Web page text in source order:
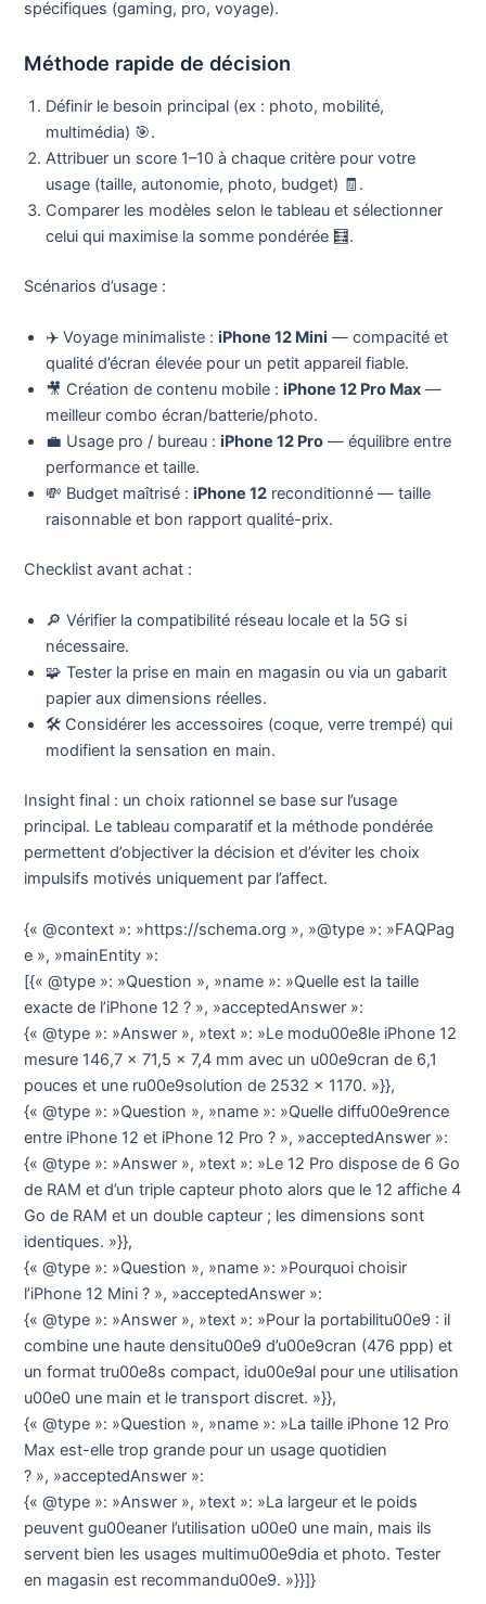
spécifiques (gaming, pro, voyage).
Méthode rapide de décision
Définir le besoin principal (ex : photo, mobilité,
multimédia) 🎯.
Attribuer un score 1–10 à chaque critère pour votre
usage (taille, autonomie, photo, budget) 🧾.
Comparer les modèles selon le tableau et sélectionner
celui qui maximise la somme pondérée 🧮.
Scénarios d’usage :
✈️ Voyage minimaliste :iPhone 12 Mini — compacité et
qualité d’écran élevée pour un petit appareil fiable.
🎥 Création de contenu mobile :iPhone 12 Pro Max —
meilleur combo écran/batterie/photo.
💼 Usage pro / bureau :iPhone 12 Pro — équilibre entre
performance et taille.
💸 Budget maîtrisé :iPhone 12 reconditionné — taille
raisonnable et bon rapport qualité-prix.
Checklist avant achat :
🔎 Vérifier la compatibilité réseau locale et la 5G si
nécessaire.
🧩 Tester la prise en main en magasin ou via un gabarit
papier aux dimensions réelles.
🛠️ Considérer les accessoires (coque, verre trempé) qui
modifient la sensation en main.
Insight final : un choix rationnel se base sur l’usage
principal. Le tableau comparatif et la méthode pondérée
permettent d’objectiver la décision et d’éviter les choix
impulsifs motivés uniquement par l’affect.
{« @context »: »https://schema.org », »@type »: »FAQPag
e », »mainEntity »:
[{« @type »: »Question », »name »: »Quelle est la taille
exacte de l’iPhone 12 ? », »acceptedAnswer »:
{« @type »: »Answer », »text »: »Le modu00e8le iPhone 12
mesure 146,7 x 71,5 x 7,4 mm avec un u00e9cran de 6,1
pouces et une ru00e9solution de 2532 x 1170. »}},
{« @type »: »Question », »name »: »Quelle diffu00e9rence
entre iPhone 12 et iPhone 12 Pro ? », »acceptedAnswer »:
{« @type »: »Answer », »text »: »Le 12 Pro dispose de 6 Go
de RAM et d’un triple capteur photo alors que le 12 affiche 4
Go de RAM et un double capteur ; les dimensions sont
identiques. »}},
{« @type »: »Question », »name »: »Pourquoi choisir
l’iPhone 12 Mini ? », »acceptedAnswer »:
{« @type »: »Answer », »text »: »Pour la portabilitu00e9 : il
combine une haute densitu00e9 d’u00e9cran (476 ppp) et
un format tru00e8s compact, idu00e9al pour une utilisation
u00e0 une main et le transport discret. »}},
{« @type »: »Question », »name »: »La taille iPhone 12 Pro
Max est-elle trop grande pour un usage quotidien
? », »acceptedAnswer »:
{« @type »: »Answer », »text »: »La largeur et le poids
peuvent gu00eaner l’utilisation u00e0 une main, mais ils
servent bien les usages multimu00e9dia et photo. Tester
en magasin est recommandu00e9. »}}]}